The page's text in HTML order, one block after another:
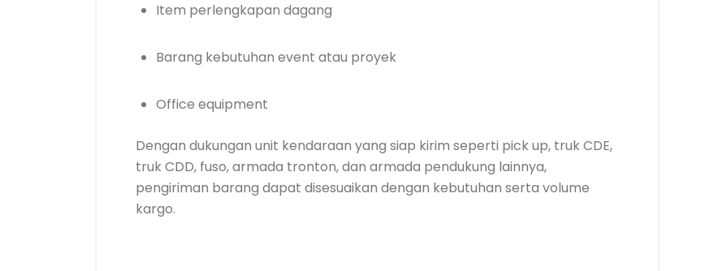
Item perlengkapan dagang
Barang kebutuhan event atau proyek
Office equipment
Dengan dukungan unit kendaraan yang siap kirim seperti pick up, truk CDE,
truk CDD, fuso, armada tronton, dan armada pendukung lainnya,
pengiriman barang dapat disesuaikan dengan kebutuhan serta volume
kargo.